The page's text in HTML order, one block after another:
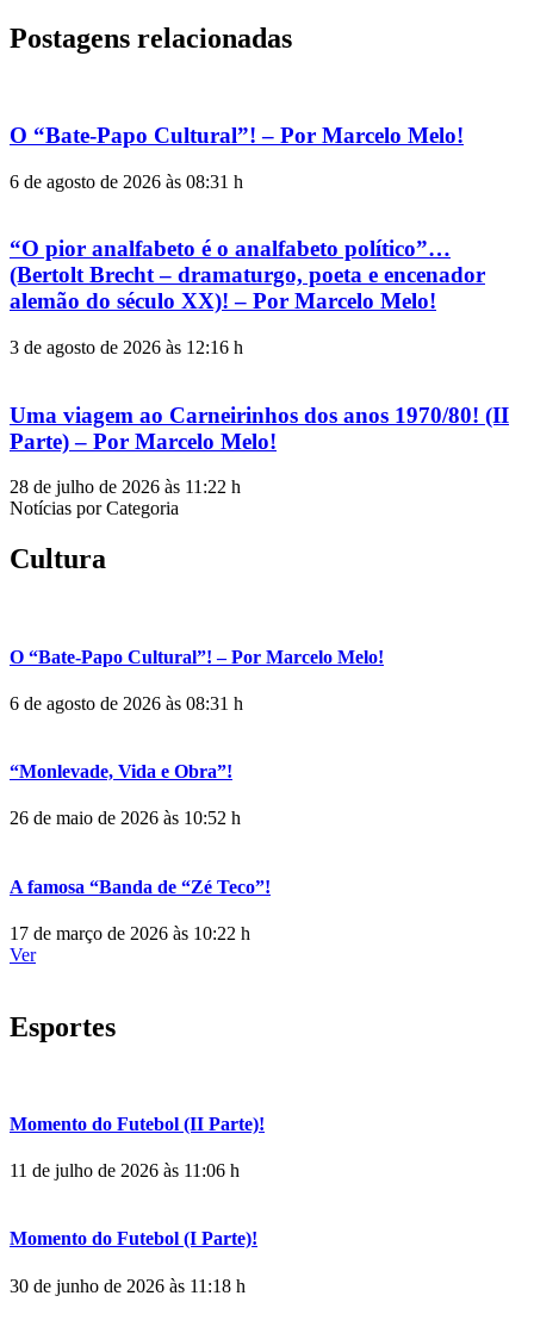
Postagens relacionadas
O “Bate-Papo Cultural”! – Por Marcelo Melo!
6 de agosto de 2026 às 08:31 h
“O pior analfabeto é o analfabeto político”…
(Bertolt Brecht – dramaturgo, poeta e encenador
alemão do século XX)! – Por Marcelo Melo!
3 de agosto de 2026 às 12:16 h
Uma viagem ao Carneirinhos dos anos 1970/80! (II
Parte) – Por Marcelo Melo!
28 de julho de 2026 às 11:22 h
Notícias por Categoria
Cultura
O “Bate-Papo Cultural”! – Por Marcelo Melo!
6 de agosto de 2026 às 08:31 h
“Monlevade, Vida e Obra”!
26 de maio de 2026 às 10:52 h
A famosa “Banda de “Zé Teco”!
17 de março de 2026 às 10:22 h
Ver
Esportes
Momento do Futebol (II Parte)!
11 de julho de 2026 às 11:06 h
Momento do Futebol (I Parte)!
30 de junho de 2026 às 11:18 h